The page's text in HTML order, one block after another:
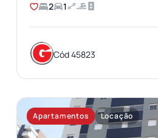
2 1
Cód 45823
Apartamentos Locação